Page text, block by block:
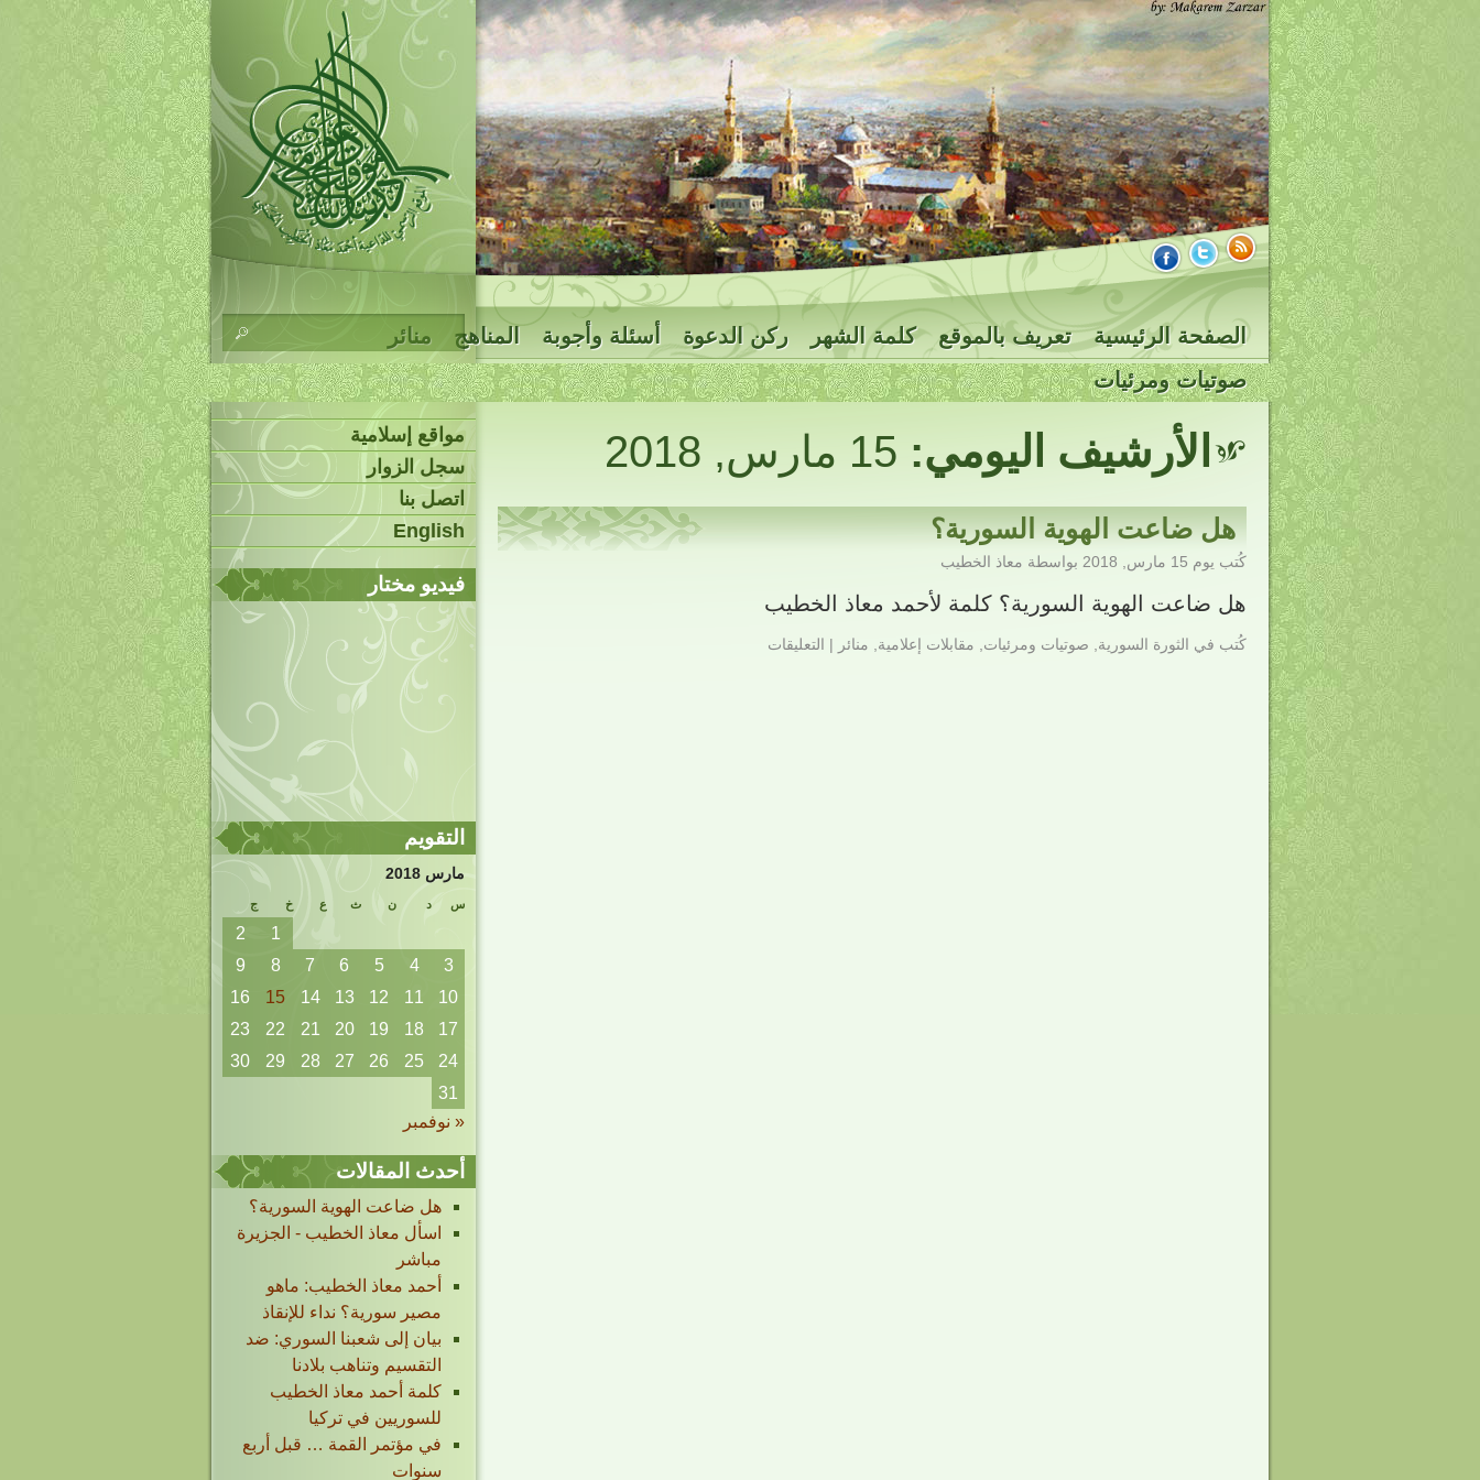
الصفحة الرئيسية تعريف بالموقع كلمة الشهر ركن الدعوة أسئلة وأجوبة المناهج
منائر
صوتيات ومرئيات
الأرشيف اليومي: 15 مارس, 2018
هل ضاعت الهوية السورية؟
كُتب يوم 15 مارس, 2018 بواسطة معاذ الخطيب
هل ضاعت الهوية السورية؟ كلمة لأحمد معاذ الخطيب
كُتب في الثورة السورية صوتيات ومرئيات مقابلات إعلامية منائر | التعليقات
مواقع إسلامية
سجل الزوار
اتصل بنا
English
فيديو مختار
التقويم
مارس 2018
س د ن ث ع خ ج
« نوفمبر
1
2
3
4
5
6
7
8
9
10
11
12
13
14
15
16
17
18
19
20
21
22
23
24
25
26
27
28
29
30
31
أحدث المقالات
هل ضاعت الهوية السورية؟
اسأل معاذ الخطيب - الجزيرة
مباشر
أحمد معاذ الخطيب: ماهو
مصير سورية؟ نداء للإنقاذ
بيان إلى شعبنا السوري: ضد
التقسيم وتناهب بلادنا
كلمة أحمد معاذ الخطيب
للسوريين في تركيا
في مؤتمر القمة … قبل أربع
سنوات